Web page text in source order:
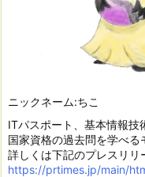
ニックネーム:ちこ
ITパスポート、基本情報技
国家資格の過去問を学べる
詳しくは下記のプレスリリ
https://prtimes.jp/main/